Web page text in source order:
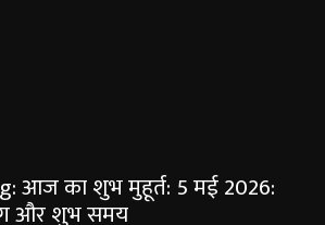
आज का शुभ मुहूर्त: 5 मई 2026:
और शुभ समय